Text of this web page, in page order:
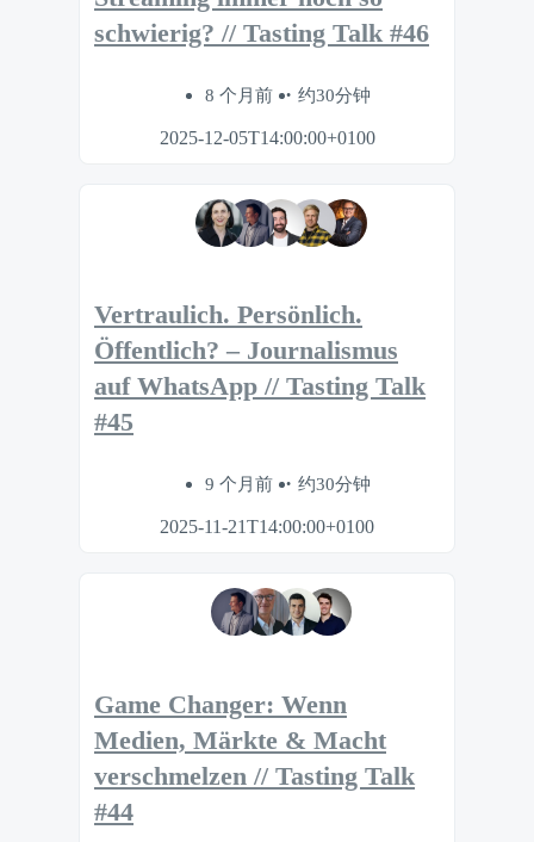
schwierig? // Tasting Talk #46
8 个月前 约30分钟
2025-12-05T14:00:00+0100
Vertraulich. Persönlich.
Öffentlich? – Journalismus
auf WhatsApp // Tasting Talk
#45
9 个月前 约30分钟
2025-11-21T14:00:00+0100
Game Changer: Wenn
Medien, Märkte & Macht
verschmelzen // Tasting Talk
#44